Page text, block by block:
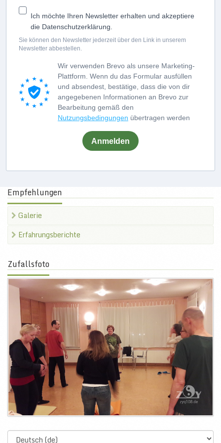
Ich möchte Ihren Newsletter erhalten und akzeptiere
die Datenschutzerklärung.
Sie können den Newsletter jederzeit über den Link in unserem
Newsletter abbestellen.
Wir verwenden Brevo als unsere Marketing-
Plattform. Wenn du das Formular ausfüllen
und absendest, bestätige, dass die von dir
angegebenen Informationen an Brevo zur
Bearbeitung gemäß den
Nutzungsbedingungen übertragen werden
Anmelden
Empfehlungen
Galerie
Erfahrungsberichte
Zufallsfoto
Select